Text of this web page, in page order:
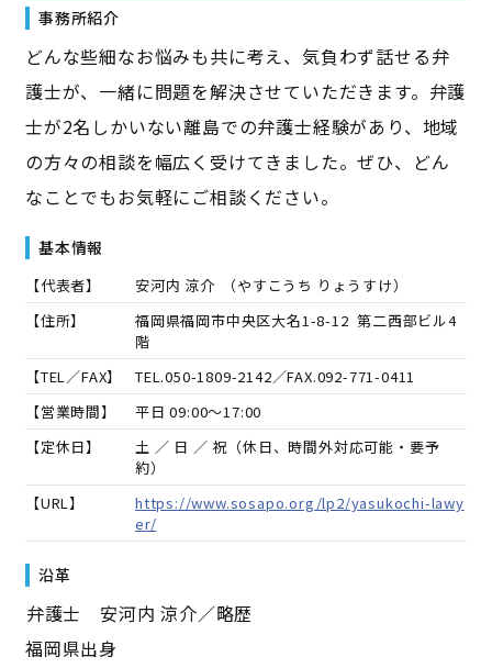
事務所紹介
どんな些細なお悩みも共に考え、気負わず話せる弁
護士が、一緒に問題を解決させていただきます。弁護
士が2名しかいない離島での弁護士経験があり、地域
の方々の相談を幅広く受けてきました。ぜひ、どん
なことでもお気軽にご相談ください。
基本情報
【代表者】 安河内 涼介 （やすこうち りょうすけ）
【住所】
福岡県福岡市中央区大名1-8-12 第二西部ビル4
階
【TEL／FAX】
TEL.050-1809-2142／FAX.092-771-0411
【営業時間】
平日 09:00～17:00
【定休日】
土 ／ 日 ／ 祝（休日、時間外対応可能・要予
約）
【URL】
https://www.sosapo.org/lp2/yasukochi-lawy
er/
沿革
――弁護士 安河内 涼介／略歴――
福岡県出身